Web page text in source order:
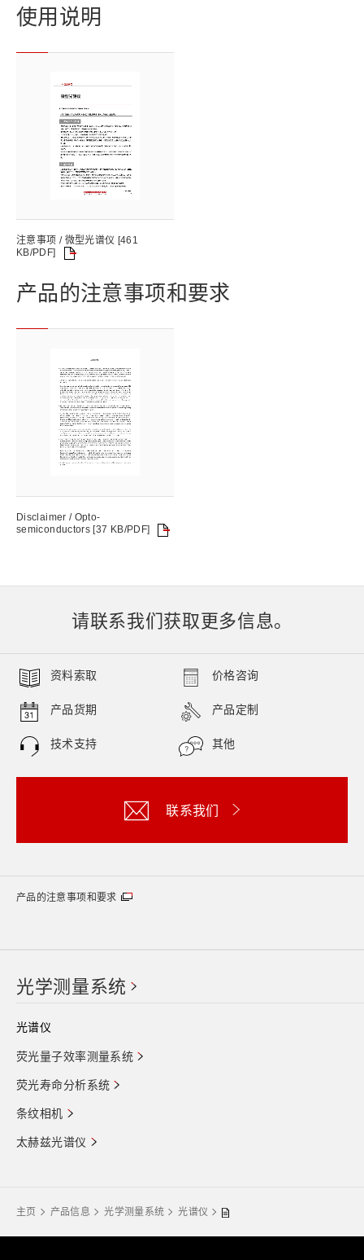
使用说明
注意事项 / 微型光谱仪 [461
KB/PDF]
产品的注意事项和要求
Disclaimer / Opto-
semiconductors [37 KB/PDF]
请联系我们获取更多信息。
资料索取 价格咨询
产品货期 产品定制
技术支持 其他
联系我们
产品的注意事项和要求
光学测量系统
光谱仪
荧光量子效率测量系统
荧光寿命分析系统
条纹相机
太赫兹光谱仪
主页 产品信息 光学测量系统 光谱仪